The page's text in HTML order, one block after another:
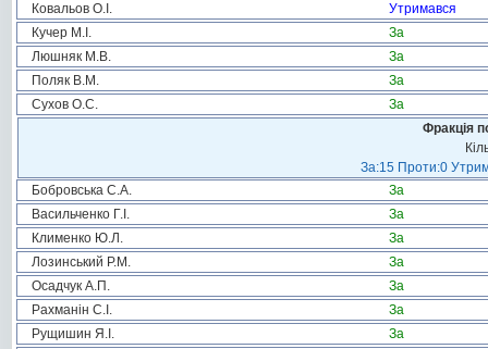
Ковальов О.І.
Утримався
Кучер М.І.
За
Люшняк М.В.
За
Поляк В.М.
За
Сухов О.С.
За
Фракція
За:15 Проти:0
Бобровська С.А.
За
Васильченко Г.І.
За
Клименко Ю.Л.
За
Лозинський Р.М.
За
Осадчук А.П.
За
Рахманін С.І.
За
Рущишин Я.І.
За